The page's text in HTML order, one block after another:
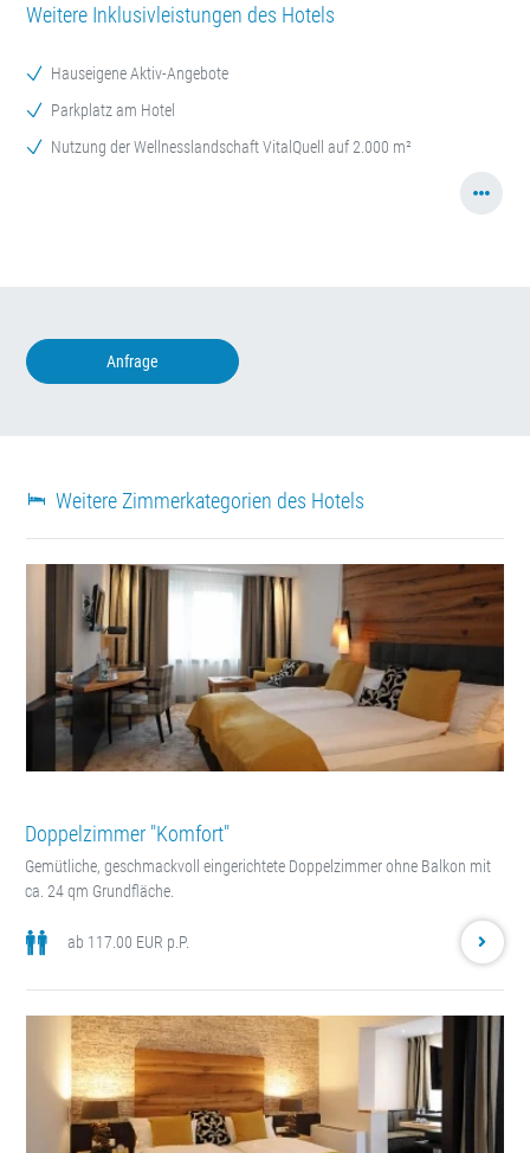
Weitere Inklusivleistungen des Hotels
Hauseigene Aktiv-Angebote
Parkplatz am Hotel
Nutzung der Wellnesslandschaft VitalQuell auf 2.000 m²
Anfrage
Weitere Zimmerkategorien des Hotels
Doppelzimmer "Komfort"
Gemütliche, geschmackvoll eingerichtete Doppelzimmer ohne Balkon mit
ca. 24 qm Grundfläche.
ab 117.00 EUR p.P.